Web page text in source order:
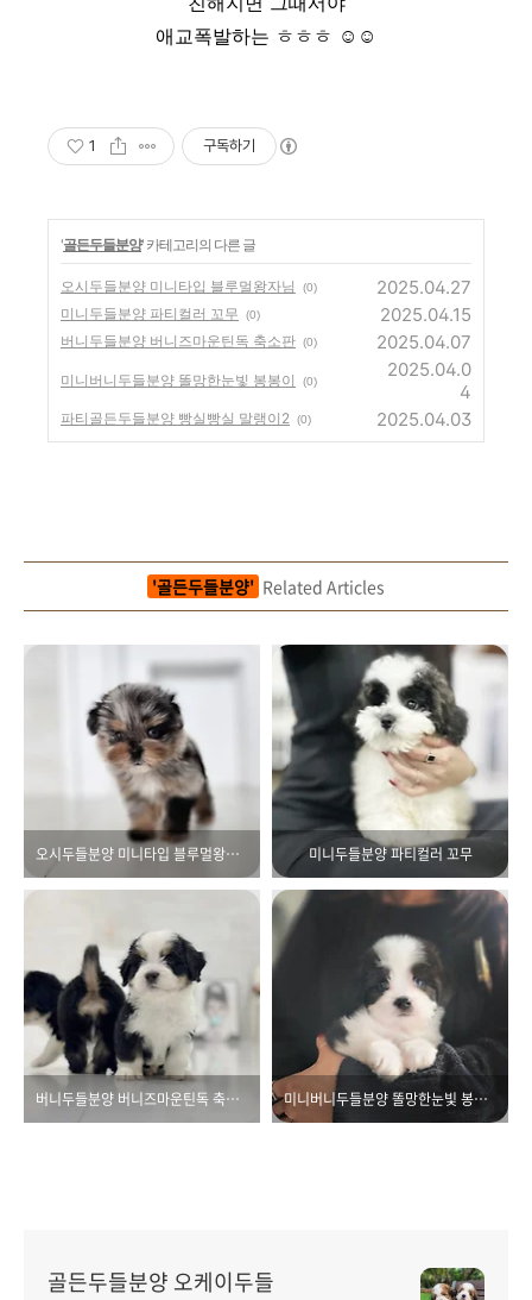
애교폭발하는 ㅎㅎㅎ ☺☺
1 구독하기
'골든두들분양' 카테고리의 다른 글
오시두들분양 미니타입 블루멀왕자님 (0) 2025.04.27
미니두들분양 파티컬러 꼬무 (0) 2025.04.15
버니두들분양 버니즈마운틴독 축소판 (0) 2025.04.07
미니버니두들분양 똘망한눈빛 봉봉이 (0)
2025.04.0
4
파티골든두들분양 빵실빵실 말랭이2 (0) 2025.04.03
'골든두들분양' Related Articles
오시두들분양 미니타입 블루멀왕자님 미니두들분양 파티컬러 꼬무
버니두들분양 버니즈마운틴독 축소판 미니버니두들분양 똘망한눈빛 봉봉이
골든두들분양 오케이두들